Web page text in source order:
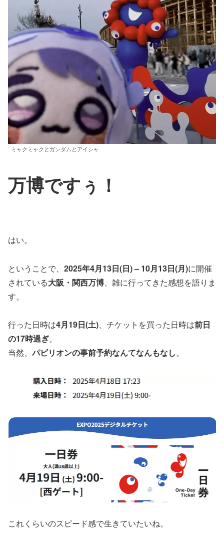
ミャクミャクとガンダムとアイシャ
万博ですぅ！
はい。
ということで、 2025年4月13日(日) – 10月13日(月)に開催
されている大阪・関西万博 、雑に行ってきた感想を語りま
す。
行った日時は4月19日(土)、チケットを買った日時は前日
の17時過ぎ。
当然、パビリオンの事前予約なんてなんもなし。
これくらいのスピード感で生きていたいね。